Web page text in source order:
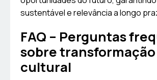
sustentável e relevância a longo
FAQ – Perguntas
sobre transformação
cultural